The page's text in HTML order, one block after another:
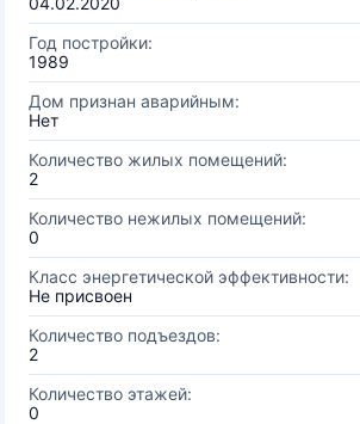
Год постройки:
1989
Дом признан аварийным:
Нет
Количество жилых помещений:
2
Количество нежилых помещений:
0
Класс энергетической эффективности:
Не присвоен
Количество подъездов:
2
Количество этажей:
0